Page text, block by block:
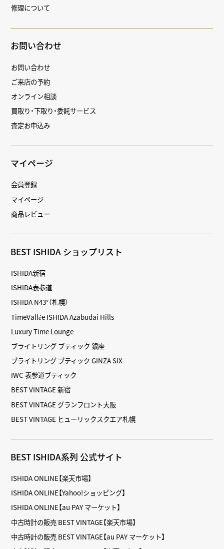
修理について
お問い合わせ
お問い合わせ
ご来店の予約
オンライン相談
買取り・下取り・委託サービス
査定お申込み
マイページ
会員登録
マイページ
商品レビュー
BEST ISHIDA ショップリスト
ISHIDA新宿
ISHIDA表参道
ISHIDA N43°（札幌）
TimeVallée ISHIDA Azabudai Hills
Luxury Time Lounge
ブライトリング ブティック 銀座
ブライトリング ブティック GINZA SIX
IWC 表参道ブティック
BEST VINTAGE 新宿
BEST VINTAGE グランフロント大阪
BEST VINTAGE ヒューリックスクエア札幌
BEST ISHIDA系列 公式サイト
ISHIDA ONLINE【楽天市場】
ISHIDA ONLINE【Yahoo!ショッピング】
ISHIDA ONLINE【au PAY マーケット】
中古時計の販売 BEST VINTAGE【楽天市場】
中古時計の販売 BEST VINTAGE【au PAY マーケット】